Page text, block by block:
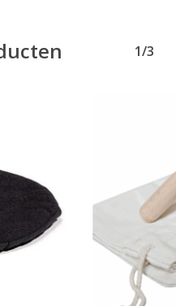
uw winkelwagen. 1/3